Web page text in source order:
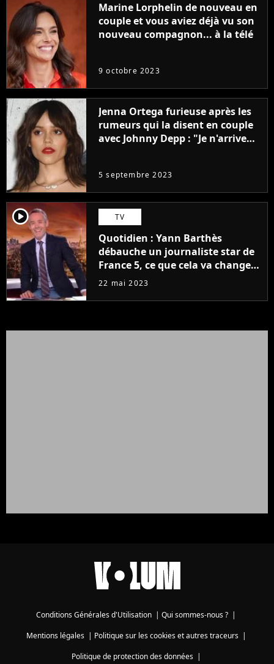
Marine Lorphelin de nouveau en
couple et vous aviez déjà vu son
nouveau compagnon... à la télé
9 octobre 2023
Jenna Ortega furieuse après les
rumeurs qui la disent en couple
avec Johnny Depp : "Je n'arrive
5 septembre 2023
player2 TV
Quotidien : Yann Barthès
débauche un journaliste star de
France 5, ce que cela va changer
à la rentrée
22 mai 2023
Conditions Générales d'Utilisation | Qui sommes-nous ? |
Mentions légales| Politique sur les cookies et autres traceurs|
Politique de protection des données|